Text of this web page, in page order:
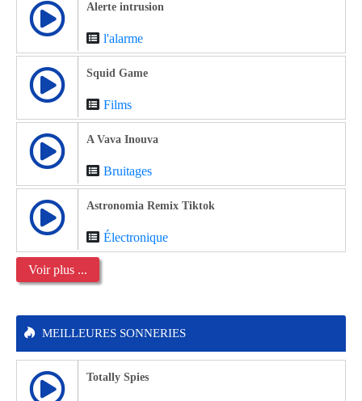
Alerte intrusion
l'alarme
Squid Game
Films
A Vava Inouva
Bruitages
Astronomia Remix Tiktok
Électronique
Voir plus ...
MEILLEURES SONNERIES
Totally Spies